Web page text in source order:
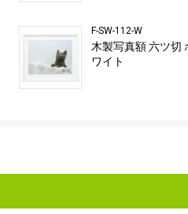
F-SW-112-W
木製写真額 六ツ切
ワイト